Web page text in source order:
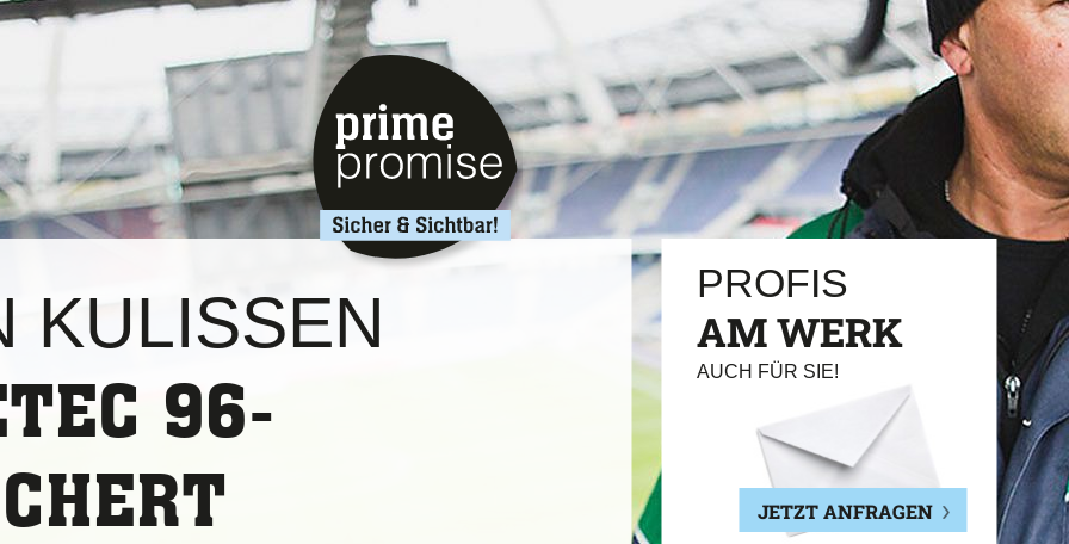
KULISSEN
96-
PROFIS
AM WERK
AUCH FÜR SIE!
JETZT ANFRAGEN